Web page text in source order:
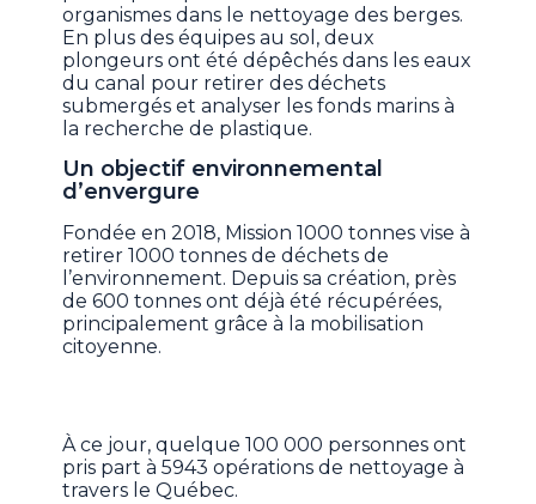
organismes dans le nettoyage des berges.
En plus des équipes au sol, deux
plongeurs ont été dépêchés dans les eaux
du canal pour retirer des déchets
submergés et analyser les fonds marins à
la recherche de plastique.
Un objectif environnemental
d’envergure
Fondée en 2018, Mission 1000 tonnes vise à
retirer 1000 tonnes de déchets de
l’environnement. Depuis sa création, près
de 600 tonnes ont déjà été récupérées,
principalement grâce à la mobilisation
citoyenne.
À ce jour, quelque 100 000 personnes ont
pris part à 5943 opérations de nettoyage à
travers le Québec.